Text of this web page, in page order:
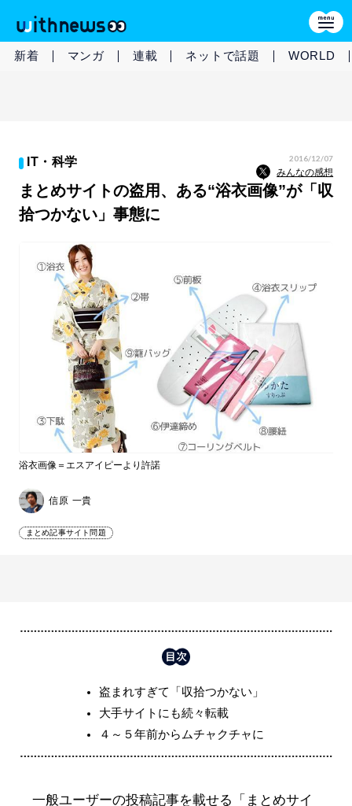
新着 マンガ 連載 ネットで話題 WORLD
IT・科学 2016/12/07
みんなの感想
まとめサイトの盗用、ある“浴衣画像”が「収
拾つかない」事態に
浴衣画像＝エスアイピーより許諾
信原 一貴
まとめ記事サイト問題
盗まれすぎて「収拾つかない」
大手サイトにも続々転載
４～５年前からムチャクチャに
一般ユーザーの投稿記事を載せる「まとめサイ